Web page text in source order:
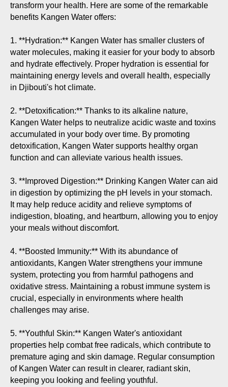
transform your health. Here are some of the remarkable
benefits Kangen Water offers:
1. **Hydration:** Kangen Water has smaller clusters of
water molecules, making it easier for your body to absorb
and hydrate effectively. Proper hydration is essential for
maintaining energy levels and overall health, especially
in Djibouti's hot climate.
2. **Detoxification:** Thanks to its alkaline nature,
Kangen Water helps to neutralize acidic waste and toxins
accumulated in your body over time. By promoting
detoxification, Kangen Water supports healthy organ
function and can alleviate various health issues.
3. **Improved Digestion:** Drinking Kangen Water can aid
in digestion by optimizing the pH levels in your stomach.
It may help reduce acidity and relieve symptoms of
indigestion, bloating, and heartburn, allowing you to enjoy
your meals without discomfort.
4. **Boosted Immunity:** With its abundance of
antioxidants, Kangen Water strengthens your immune
system, protecting you from harmful pathogens and
oxidative stress. Maintaining a robust immune system is
crucial, especially in environments where health
challenges may arise.
5. **Youthful Skin:** Kangen Water's antioxidant
properties help combat free radicals, which contribute to
premature aging and skin damage. Regular consumption
of Kangen Water can result in clearer, radiant skin,
keeping you looking and feeling youthful.